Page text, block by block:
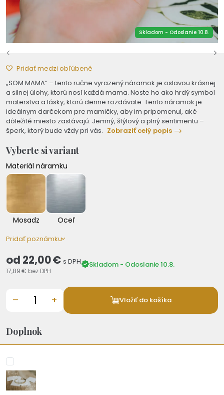
Skladom - Odoslanie 10.8.
Pridať medzi obľúbené
„SOM MAMA“ – tento ručne vyrazený náramok je oslavou krásnej
a silnej úlohy, ktorú nosí každá mama. Noste ho ako hrdý symbol
materstva a lásky, ktorú denne rozdávate. Tento náramok je
ideálnym darčekom pre mamičky, aby im pripomenul, aké
dôležité miesto zastávajú. Jemný, štýlový a plný sentimentu –
šperk, ktorý bude vždy pri vás. Zobraziť celý popis
Vyberte si variant
Materiál náramku
Mosadz Oceľ
Pridať poznámku
od 22,00 € s DPH
17,89 € bez DPH
Skladom - Odoslanie 10.8.
– + Vložiť do košíka
Doplnok